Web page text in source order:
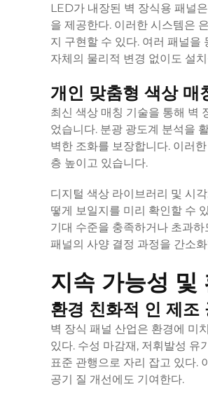
LED가 내장된 벽 장식용 패널
을 제공한다. 이러한 시스템은
지 구현할 수 있다. 여러 패널을
자체의 물리적 변경 없이도 설
개인 맞춤형 색상 매
최신 색상 매칭 기술을 통해 벽
었습니다. 분광 광도계 분석을
벽한 조화를 보장합니다. 이러
층 높이고 있습니다.
디지털 색상 라이브러리 및 시
떻게 보일지를 미리 확인할 수
기대 수준을 충족하거나 초과
패널의 사양 결정 과정을 간소
지속 가능성 및
환경 친화적 인 제조
벽 장식 패널 산업은 환경에 미
있다. 수성 마감재, 저휘발성 유
표준 관행으로 자리 잡고 있다.
공기 질 개선에도 기여한다.